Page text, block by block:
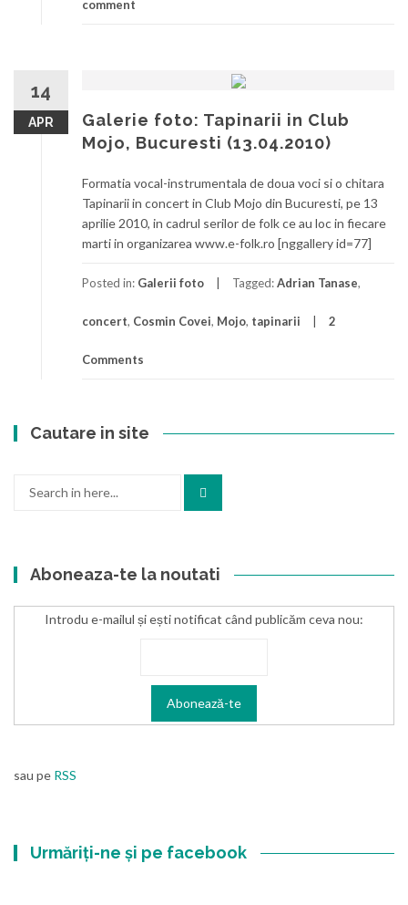
comment
14
APR
Galerie foto: Tapinarii in Club
Mojo, Bucuresti (13.04.2010)
Formatia vocal-instrumentala de doua voci si o chitara
Tapinarii in concert in Club Mojo din Bucuresti, pe 13
aprilie 2010, in cadrul serilor de folk ce au loc in fiecare
marti in organizarea www.e-folk.ro [nggallery id=77]
Posted in: Galerii foto Tagged:Adrian Tanase,
concert, Cosmin Covei, Mojo, tapinarii 2
Comments
Cautare in site
Aboneaza-te la noutati
Introdu e-mailul și ești notificat când publicăm ceva nou:
sau pe RSS
Urmăriți-ne și pe facebook